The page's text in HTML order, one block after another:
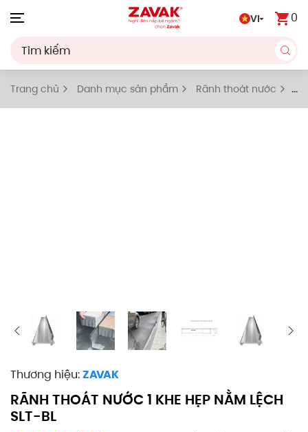
VI 0
Trang chủ Danh mục sản phẩm
Rãnh thoát nước
Rãnh thoát nước 1 khe hẹp nằm lệch
Thương hiệu:ZAVAK
RÃNH THOÁT NƯỚC 1 KHE HẸP NẰM LỆCH
SLT-BL